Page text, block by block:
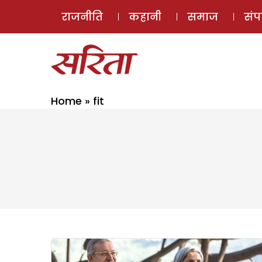
राजनीति कहानी समाज
Home » fit